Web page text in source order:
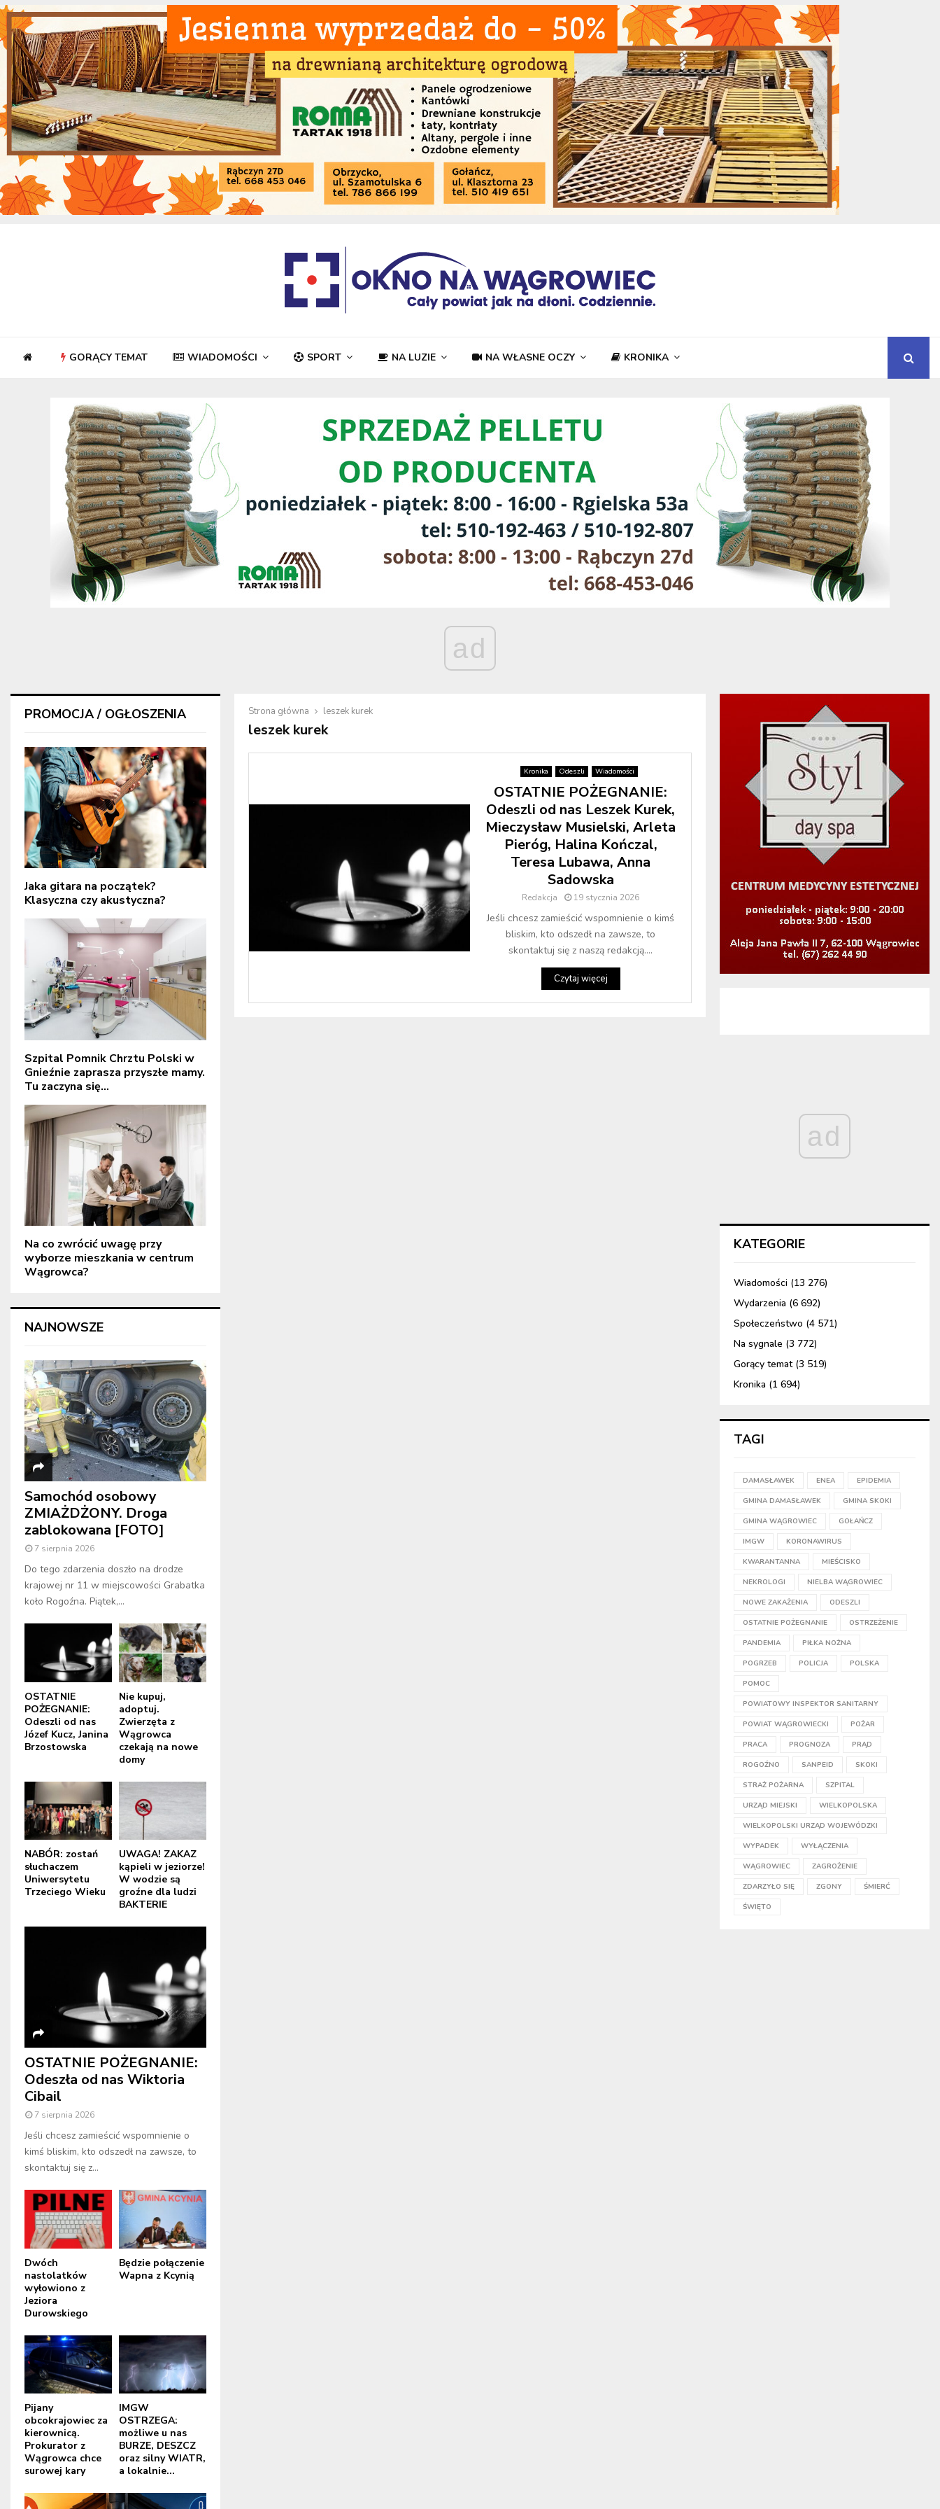
GORĄCY TEMAT WIADOMOŚCI SPORT NA LUZIE NA WŁASNE OCZY KRONIKA
ad
Strona główna leszek kurek
leszek kurek
Kronika Odeszli Wiadomości
OSTATNIE POŻEGNANIE:
Odeszli od nas Leszek Kurek,
Mieczysław Musielski, Arleta
Pieróg, Halina Kończal,
Teresa Lubawa, Anna
Sadowska
Redakcja 19 stycznia 2026
Jeśli chcesz zamieścić wspomnienie o kimś
bliskim, kto odszedł na zawsze, to
skontaktuj się z naszą redakcją....
Czytaj więcej
PROMOCJA / OGŁOSZENIA
Jaka gitara na początek?
Klasyczna czy akustyczna?
Szpital Pomnik Chrztu Polski w
Gnieźnie zaprasza przyszłe mamy.
Tu zaczyna się...
Na co zwrócić uwagę przy
wyborze mieszkania w centrum
Wągrowca?
NAJNOWSZE
Samochód osobowy
ZMIAŻDŻONY. Droga
zablokowana [FOTO]
7 sierpnia 2026
Do tego zdarzenia doszło na drodze
krajowej nr 11 w miejscowości Grabatka
koło Rogoźna. Piątek,...
OSTATNIE
POŻEGNANIE:
Odeszli od nas
Józef Kucz, Janina
Brzostowska
Nie kupuj,
adoptuj.
Zwierzęta z
Wągrowca
czekają na nowe
domy
NABÓR: zostań
słuchaczem
Uniwersytetu
Trzeciego Wieku
UWAGA! ZAKAZ
kąpieli w jeziorze!
W wodzie są
groźne dla ludzi
BAKTERIE
OSTATNIE POŻEGNANIE:
Odeszła od nas Wiktoria
Cibail
7 sierpnia 2026
Jeśli chcesz zamieścić wspomnienie o
kimś bliskim, kto odszedł na zawsze, to
skontaktuj się z...
Dwóch
nastolatków
wyłowiono z
Jeziora
Durowskiego
Będzie połączenie
Wapna z Kcynią
Pijany
obcokrajowiec za
kierownicą.
Prokurator z
Wągrowca chce
surowej kary
IMGW
OSTRZEGA:
możliwe u nas
BURZE, DESZCZ
oraz silny WIATR,
a lokalnie...
ad
KATEGORIE
Wiadomości (13 276)
Wydarzenia (6 692)
Społeczeństwo (4 571)
Na sygnale (3 772)
Gorący temat(3 519)
Kronika (1 694)
TAGI
DAMASŁAWEK ENEA EPIDEMIA
GMINA DAMASŁAWEK GMINA SKOKI
GMINA WĄGROWIEC GOŁAŃCZ
IMGW KORONAWIRUS
KWARANTANNA MIEŚCISKO
NEKROLOGI NIELBA WĄGROWIEC
NOWE ZAKAŻENIA ODESZLI
OSTATNIE POŻEGNANIE OSTRZEŻENIE
PANDEMIA PIŁKA NOŻNA
POGRZEB POLICJA POLSKA
POMOC
POWIATOWY INSPEKTOR SANITARNY
POWIAT WĄGROWIECKI POŻAR
PRACA PROGNOZA PRĄD
ROGOŹNO SANPEID SKOKI
STRAŻ POŻARNA SZPITAL
URZĄD MIEJSKI WIELKOPOLSKA
WIELKOPOLSKI URZĄD WOJEWÓDZKI
WYPADEK WYŁĄCZENIA
WĄGROWIEC ZAGROŻENIE
ZDARZYŁO SIĘ ZGONY ŚMIERĆ
ŚWIĘTO